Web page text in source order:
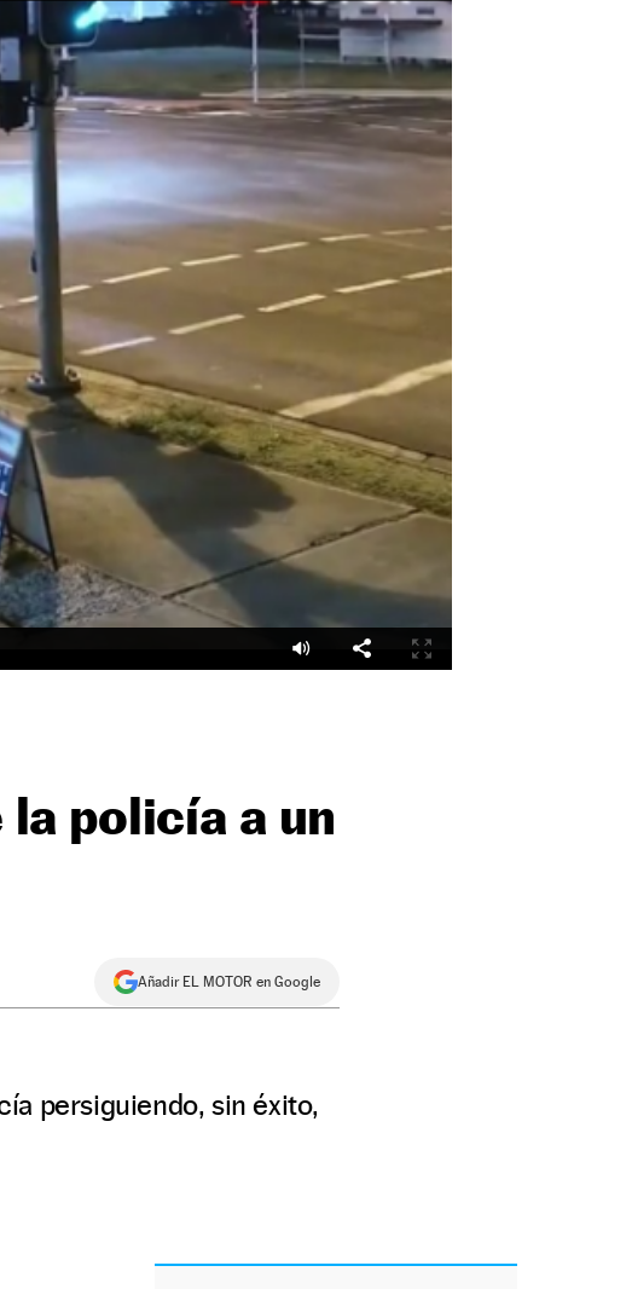
policía a un
Añadir EL MOTOR en Google
persiguiendo, sin éxito,